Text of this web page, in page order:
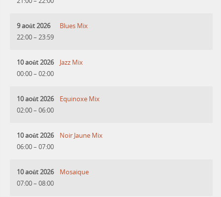
9 août 2026
22:00– 23:59
Blues Mix
10 août 2026
00:00– 02:00
Jazz Mix
10 août 2026
02:00– 06:00
Equinoxe Mix
10 août 2026
06:00– 07:00
Noir Jaune Mix
10 août 2026
07:00– 08:00
Mosaique